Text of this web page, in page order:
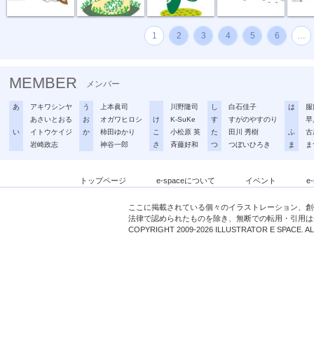
1 2 3 4 5 6 …
MEMBER メンバー
あ
アキワシンヤ
あさいとおる
い
イトウケイジ
岩崎政志
う
上本眞司
お
オガワヒロシ
か
柿田ゆかり
神谷一郎
川野隆司
け
K-SuKe
こ
小松原 英
さ
斉藤好和
し
白石佳子
す
すがのやすのり
た
田川 秀樹
つ
つぼいひろき
は
早
ふ
古
ま
トップページ e-spaceについて イベント
ここに掲載されている個々のイラストレーション、
法律で認められたものを除き、無断での転用・引用
COPYRIGHT 2009-2026 ILLUSTRATOR E SPACE.